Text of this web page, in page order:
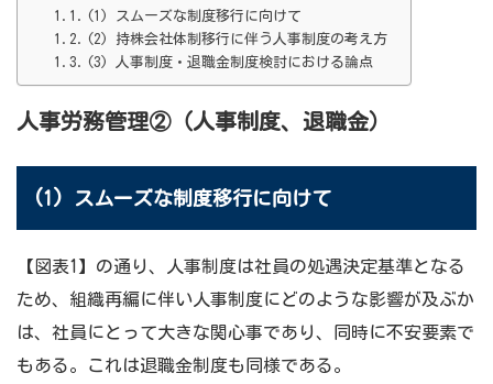
(1) スムーズな制度移行に向けて
(2) 持株会社体制移行に伴う人事制度の考え方
(3) 人事制度・退職金制度検討における論点
人事労務管理②（人事制度、退職金）
(1) スムーズな制度移行に向けて
【図表1】の通り、人事制度は社員の処遇決定基準となる
ため、組織再編に伴い人事制度にどのような影響が及ぶか
は、社員にとって大きな関心事であり、同時に不安要素で
もある。これは退職金制度も同様である。